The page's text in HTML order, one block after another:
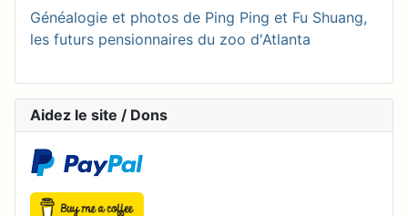
Généalogie et photos de Ping Ping et Fu Shuang,
les futurs pensionnaires du zoo d'Atlanta
Aidez le site / Dons